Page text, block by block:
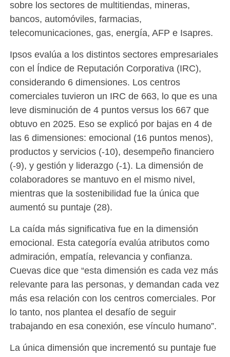
sobre los sectores de multitiendas, mineras,
bancos, automóviles, farmacias,
telecomunicaciones, gas, energía, AFP e Isapres.
Ipsos evalúa a los distintos sectores empresariales
con el Índice de Reputación Corporativa (IRC),
considerando 6 dimensiones. Los centros
comerciales tuvieron un IRC de 663, lo que es una
leve disminución de 4 puntos versus los 667 que
obtuvo en 2025. Eso se explicó por bajas en 4 de
las 6 dimensiones: emocional (16 puntos menos),
productos y servicios (-10), desempeño financiero
(-9), y gestión y liderazgo (-1). La dimensión de
colaboradores se mantuvo en el mismo nivel,
mientras que la sostenibilidad fue la única que
aumentó su puntaje (28).
La caída más significativa fue en la dimensión
emocional. Esta categoría evalúa atributos como
admiración, empatía, relevancia y confianza.
Cuevas dice que “esta dimensión es cada vez más
relevante para las personas, y demandan cada vez
más esa relación con los centros comerciales. Por
lo tanto, nos plantea el desafío de seguir
trabajando en esa conexión, ese vínculo humano”.
La única dimensión que incrementó su puntaje fue